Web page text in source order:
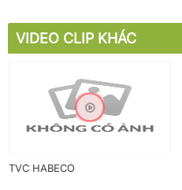
VIDEO CLIP KHÁC
TVC HABECO